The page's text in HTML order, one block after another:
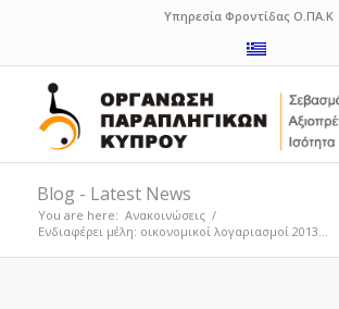
Υπηρεσία Φροντίδας Ο.ΠΑ.Κ
Blog - Latest News
You are here: Ανακοινώσεις /
Ενδιαφέρει μέλη: οικονομικοί λογαριασμοί 2013...